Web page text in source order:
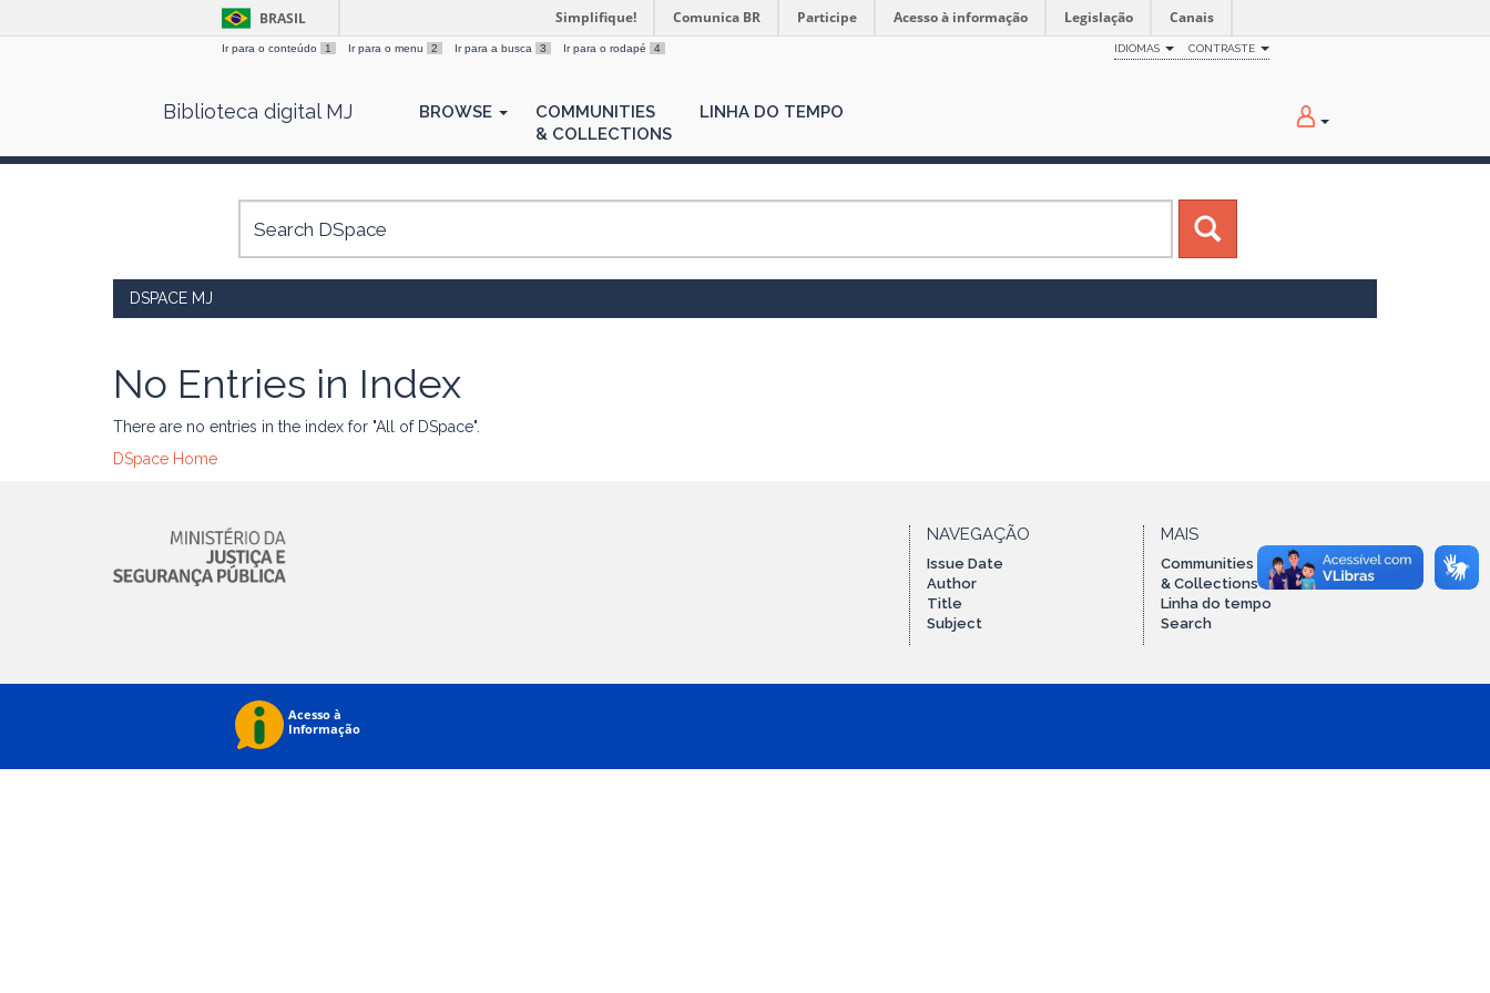
BRASIL Simplifique! Comunica BR Participe Acesso à informação Legislação Canais
Ir para o conteúdo 1 Ir para o menu 2 Ir para a busca 3 Ir para o rodapé 4 IDIOMAS CONTRASTE
Biblioteca digital MJ BROWSE
COMMUNITIES
& COLLECTIONS
LINHA DO TEMPO
DSPACE MJ
No Entries in Index
There are no entries in the index for "All of DSpace".
DSpace Home
NAVEGAÇÃO
Issue Date
Author
Title
Subject
MAIS
Communities
& Collections
Linha do tempo
Search